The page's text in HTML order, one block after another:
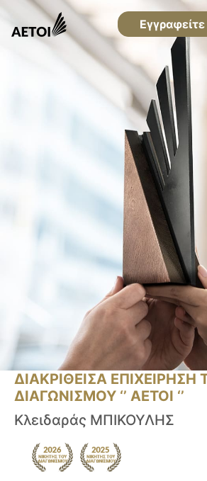
Εγγραφείτε
ΔΙΑΚΡΙΘΕΙΣΑ ΕΠΙΧΕΙΡΗΣΗ
ΔΙΑΓΩΝΙΣΜΟΥ ‘’ ΑΕΤΟΙ ‘’
Κλειδαράς ΜΠΙΚΟΥΛΗΣ